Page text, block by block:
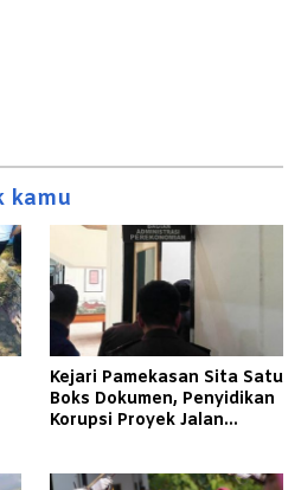
kamu
Kejari Pamekasan Sita Satu
Boks Dokumen, Penyidikan
Korupsi Proyek Jalan